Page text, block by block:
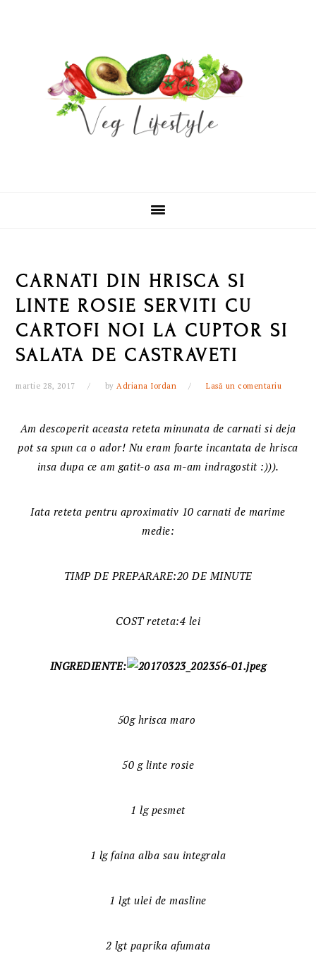
CARNATI DIN HRISCA SI
LINTE ROSIE SERVITI CU
CARTOFI NOI LA CUPTOR SI
SALATA DE CASTRAVETI
martie 28, 2017 byAdriana Iordan Lasă un comentariu
Am descoperit aceasta reteta minunata de carnati si deja
pot sa spun ca o ador! Nu eram foarte incantata de hrisca
insa dupa ce am gatit-o asa m-am indragostit :))).
Iata reteta pentru aproximativ 10 carnati de marime
medie:
TIMP DE PREPARARE:20 DE MINUTE
COST reteta:4 lei
INGREDIENTE:
50g hrisca maro
50 g linte rosie
1 lg pesmet
1 lg faina alba sau integrala
1 lgt ulei de masline
2 lgt paprika afumata